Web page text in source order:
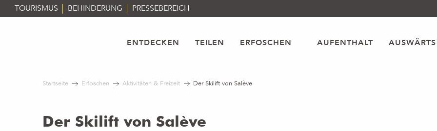
Aller
au
TOURISMUS BEHINDERUNG PRESSEBEREICH
ENTDECKEN TEILEN ERFOSCHEN AUFENTHALT
Startseite Erfoschen Aktivitäten & Freizeit Der Skilift von Salève
Der Skilift von Salève